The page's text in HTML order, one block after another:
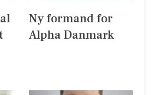
Ny formand for
Alpha Danmark